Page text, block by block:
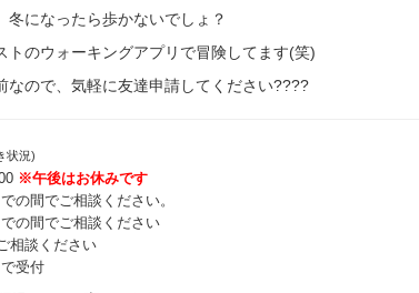
冬になったら歩かないでしょ？
トのウォーキングアプリで冒険してます(笑)
なので、気軽に友達申請してください????
状況)
※午後はお休みです
の間でご相談ください。
の間でご相談ください
相談ください
受付